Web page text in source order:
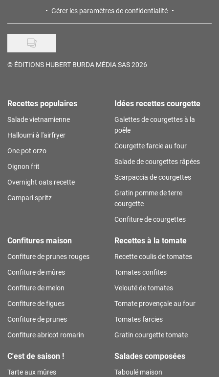
Gérer les paramètres de confidentialité
© ÉDITIONS HUBERT BURDA MÉDIA SAS 2026
Recettes populaires
Salade vietnamienne
Halloumi à l'airfryer
One pot orzo
Oignon frit
Overnight oats recette
Campari spritz
Idées recettes courgette
Galettes de courgettes à la
poêle
Courgette farcie au four
Salade de courgettes râpées
Scarpaccia de courgettes
Gratin pomme de terre
courgette
Confiture de courgettes
Confitures maison
Confiture de prunes rouges
Confiture de mûres
Confiture de melon
Confiture de figues
Confiture de prunes
Confiture abricot romarin
Recettes à la tomate
Recette coulis de tomates
Tomates confites
Velouté de tomates
Tomate provençale au four
Tomates farcies
Gratin courgette tomate
C'est de saison !
Tarte aux mûres
Salades composées
Taboulé maison